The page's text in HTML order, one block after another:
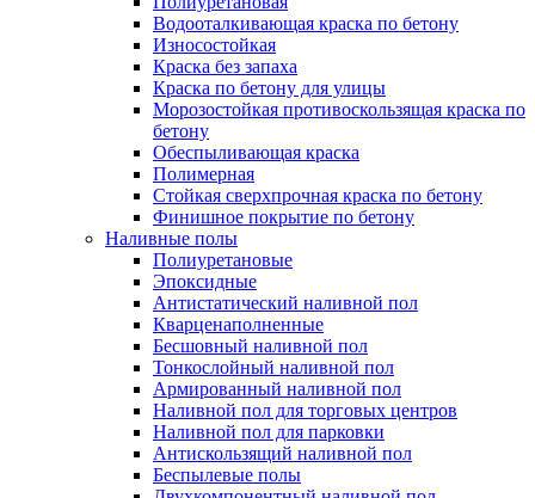
Водооталкивающая краска по бетону
Износостойкая
Краска без запаха
Краска по бетону для улицы
Морозостойкая противоскользящая краска по
бетону
Обеспыливающая краска
Полимерная
Стойкая сверхпрочная краска по бетону
Финишное покрытие по бетону
Наливные полы
Полиуретановые
Эпоксидные
Антистатический наливной пол
Кварценаполненные
Бесшовный наливной пол
Тонкослойный наливной пол
Армированный наливной пол
Наливной пол для торговых центров
Наливной пол для парковки
Антискользящий наливной пол
Беспылевые полы